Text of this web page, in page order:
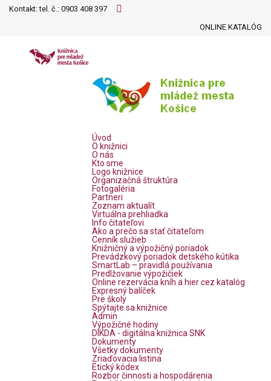
Kontakt: tel. č.: 0903 408 397
ONLINE KATALÓG
Úvod
O knižnici
O nás
Kto sme
Logo knižnice
Organizačná štruktúra
Fotogaléria
Partneri
Zoznam aktualít
Virtuálna prehliadka
Info čitateľovi
Ako a prečo sa stať čitateľom
Cenník služieb
Knižničný a výpožičný poriadok
Prevádzkový poriadok detského kútika
SmartLab – pravidlá používania
Predlžovanie výpožičiek
Online rezervácia kníh a hier cez katalóg
Expresný balíček
Pre školy
Spýtajte sa knižnice
Admin
Výpožičné hodiny
DIKDA - digitálna knižnica SNK
Dokumenty
Všetky dokumenty
Zriaďovacia listina
Etický kódex
Rozbor činnosti a hospodárenia